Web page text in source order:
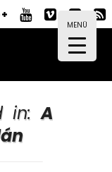
MENÜ
in:A